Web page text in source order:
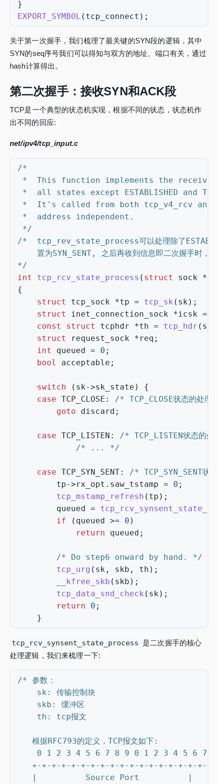
}
EXPORT_SYMBOL ( tcp_connect );
关于第一次握手，我们梳理了最关键的SYN段的逻辑，其中
SYN的seq序号我们可以得知与双方的地址、端口有关，通过
hash计算得出。
第二次握手：接收SYN和ACK段
TCP是一个典型的状态机实现，根据不同的状态，状态机作
出不同的回应:
net/ipv4/tcp_input.c
*/
*/
int
tcp_rcv_state_process ( struct sock *
{
struct
tcp_sock *tp = tcp_sk ( sk );
struct
inet_connection_sock *icsk =
const
struct tcphdr *th = tcp_hdr ( skb
struct
request_sock *req ;
int
queued = 0 ;
bool
acceptable ;
switch ( sk->sk_state )
{
case TCP_CLOSE :
/* TCP_CLOSE状态的处
goto
discard ;
case TCP_LISTEN :
/* TCP_LISTEN状态的
/* ... */
case TCP_SYN_SENT:
/* TCP_SYN_SENT状
tp->rx_opt . saw_tstamp = 0 ;
tcp_mstamp_refresh ( tp );
queued
=
if
( queued >= 0 )
return
queued ;
/* Do step6 onward by hand. */
tcp_urg ( sk , skb , th );
__kfree_skb ( skb );
tcp_data_snd_check ( sk );
return
0 ;
}
tcp_rcv_synsent_state_process 是二次握手的核心
处理逻辑，我们来梳理一下: